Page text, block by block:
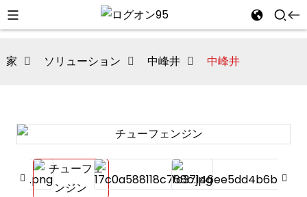
家 ソリューション 中峰井 中峰井